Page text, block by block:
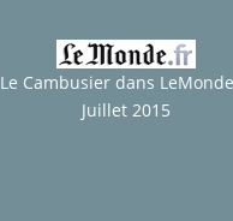
Le Cambusier dans
Juillet 2015